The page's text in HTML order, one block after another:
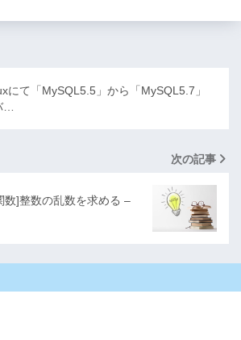
にて「MySQL5.5」から「MySQL5.7」
…
次の記事
数]整数の乱数を求める –